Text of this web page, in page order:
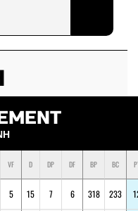
VF D DP DF BP BC
5 15 7 6 318 233